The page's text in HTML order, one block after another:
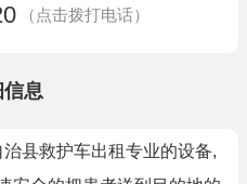
（点击拨打电话）
信息
县救护车出租专业的设备,